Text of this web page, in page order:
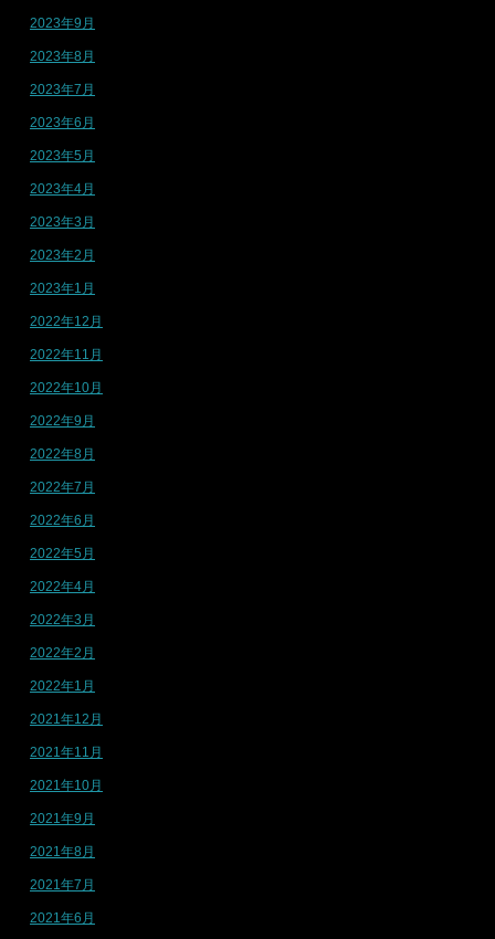
2023年9月
2023年8月
2023年7月
2023年6月
2023年5月
2023年4月
2023年3月
2023年2月
2023年1月
2022年12月
2022年11月
2022年10月
2022年9月
2022年8月
2022年7月
2022年6月
2022年5月
2022年4月
2022年3月
2022年2月
2022年1月
2021年12月
2021年11月
2021年10月
2021年9月
2021年8月
2021年7月
2021年6月